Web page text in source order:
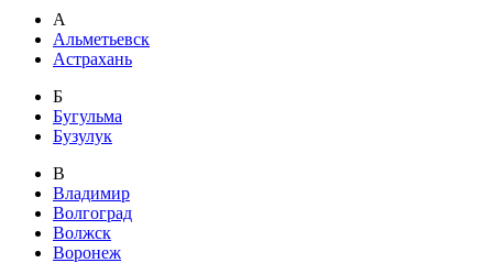
А
Альметьевск
Астрахань
Б
Бугульма
Бузулук
В
Владимир
Волгоград
Волжск
Воронеж